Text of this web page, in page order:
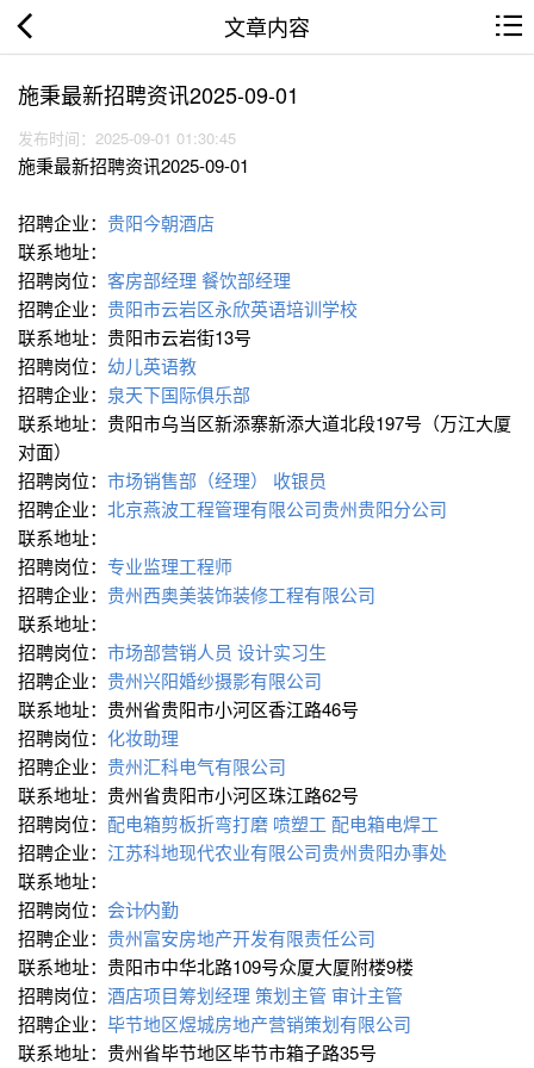
文章内容
施秉最新招聘资讯2025-09-01
发布时间：2025-09-01 01:30:45
施秉最新招聘资讯2025-09-01
招聘企业： 贵阳今朝酒店
联系地址：
招聘岗位： 客房部经理 餐饮部经理
招聘企业： 贵阳市云岩区永欣英语培训学校
联系地址：贵阳市云岩街13号
招聘岗位： 幼儿英语教
招聘企业： 泉天下国际俱乐部
联系地址：贵阳市乌当区新添寨新添大道北段197号（万江大厦
对面）
招聘岗位： 市场销售部（经理）
收银员
招聘企业： 北京燕波工程管理有限公司贵州贵阳分公司
联系地址：
招聘岗位： 专业监理工程师
招聘企业： 贵州西奥美装饰装修工程有限公司
联系地址：
招聘岗位： 市场部营销人员 设计实习生
招聘企业： 贵州兴阳婚纱摄影有限公司
联系地址：贵州省贵阳市小河区香江路46号
招聘岗位： 化妆助理
招聘企业： 贵州汇科电气有限公司
联系地址：贵州省贵阳市小河区珠江路62号
招聘岗位： 配电箱剪板折弯打磨 喷塑工 配电箱电焊工
招聘企业： 江苏科地现代农业有限公司贵州贵阳办事处
联系地址：
招聘岗位： 会计∕内勤
招聘企业： 贵州富安房地产开发有限责任公司
联系地址：贵阳市中华北路109号众厦大厦附楼9楼
招聘岗位： 酒店项目筹划经理 策划主管 审计主管
招聘企业： 毕节地区煜城房地产营销策划有限公司
联系地址：贵州省毕节地区毕节市箱子路35号